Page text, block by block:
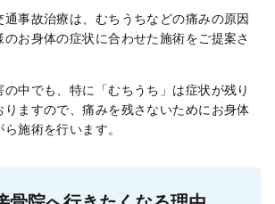
通事故治療は、むちうちなどの痛みの原因
お身体の症状に合わせた施術をご提案さ
中でも、特に「むちうち」は症状が残り
りますので、痛みを残さないためにお身体
施術を行います。